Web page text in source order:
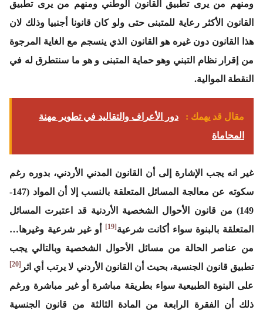
ومنهم من يرى تطبيق القانون الوطني ومنهم من يرى تطبيق
القانون الأكثر رعاية للمتبنى حتى ولو كان قانونا أجنبيا وذلك لان
هذا القانون دون غيره هو القانون الذي ينسجم مع الغاية المرجوة
من إقرار نظام التبني وهو حماية المتبنى و هو ما سنتطرق له في
النقطة الموالية.
مقال قد يهمك :
دور الأعراف والتقاليد في تطوير مهنة
المحاماة
غير انه يجب الإشارة إلى أن القانون المدني الأردني، بدوره رغم
سكوته عن معالجة المسائل المتعلقة بالنسب إلا أن المواد (147-
149) من قانون الأحوال الشخصية الأردنية قد اعتبرت المسائل
المتعلقة بالبنوة سواء أكانت شرعية[19]
أو غير شرعية وغيرها…
من عناصر الحالة من مسائل الأحوال الشخصية وبالتالي يجب
تطبيق قانون الجنسية، بحيث أن القانون الأردني لا يرتب أي اثر [20]
على البنوة الطبيعية سواء بطريقة مباشرة أو غير مباشرة ورغم
ذلك أن الفقرة الرابعة من المادة الثالثة من قانون الجنسية